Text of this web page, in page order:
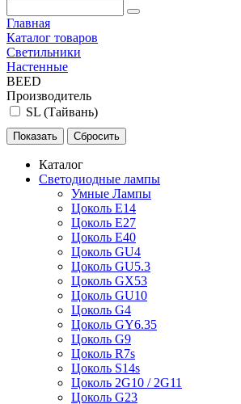
Главная
Каталог товаров
Светильники
Настенные
BEED
Производитель
SL (Тайвань)
Каталог
Светодиодные лампы
Умные Лампы
Цоколь E14
Цоколь E27
Цоколь E40
Цоколь GU4
Цоколь GU5.3
Цоколь GX53
Цоколь GU10
Цоколь G4
Цоколь GY6.35
Цоколь G9
Цоколь R7s
Цоколь S14s
Цоколь 2G10 / 2G11
Цоколь G23